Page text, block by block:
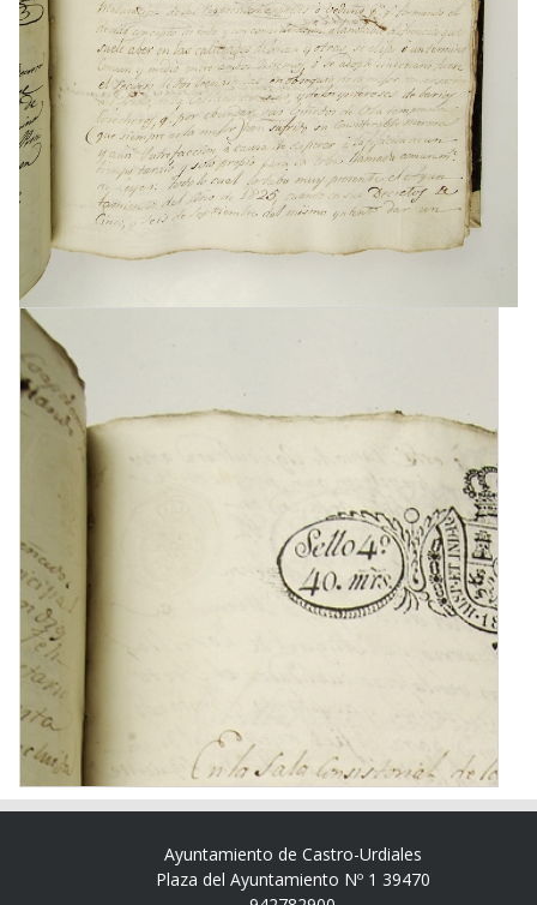
Ayuntamiento de Castro-Urdiales
Plaza del Ayuntamiento Nº 1 39470